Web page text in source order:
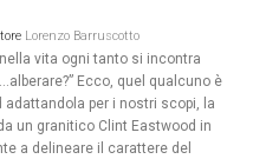
Lorenzo Barruscotto
vita ogni tanto si incontra
Ecco, quel qualcuno è
adattandola per i nostri scopi, la
un granitico Clint Eastwood in
a delineare il carattere del